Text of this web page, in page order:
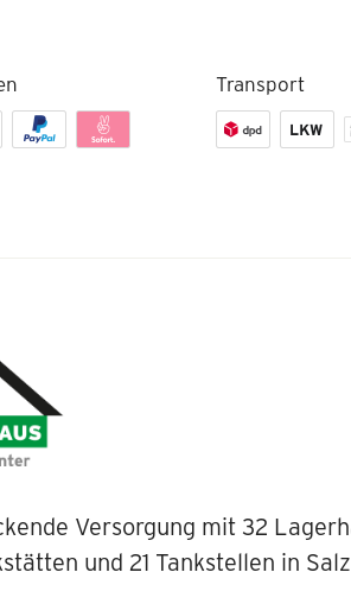
Transport
Versorgung mit 32
und 21 Tankstellen in